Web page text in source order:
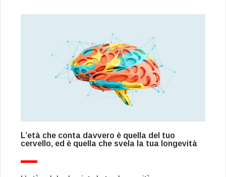
L’età che conta davvero è quella del tuo
cervello, ed è quella che svela la tua longevità